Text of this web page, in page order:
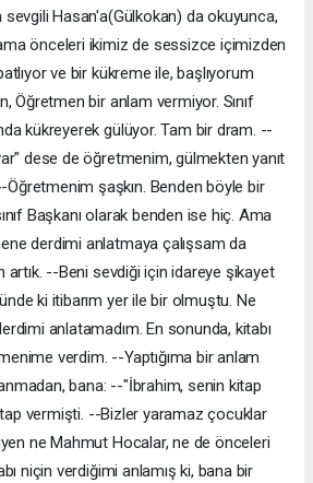
sevgili Hasan'a(Gülkokan) da okuyunca,
önceleri ikimiz de sessizce içimizden
ve bir kükreme ile, başlıyorum
Öğretmen bir anlam vermiyor. Sınıf
kükreyerek gülüyor. Tam bir dram. --
dese de öğretmenim, gülmekten yanıt
şaşkın. Benden böyle bir
Başkanı olarak benden ise hiç. Ama
derdimi anlatmaya çalışsam da
artık. --Beni sevdiği için idareye şikayet
ki itibarım yer ile bir olmuştu. Ne
anlatamadım. En sonunda, kitabı
verdim. --Yaptığıma bir anlam
bana: --"İbrahim, senin kitap
vermişti. --Bizler yaramaz çocuklar
ne Mahmut Hocalar, ne de önceleri
niçin verdiğimi anlamış ki, bana bir